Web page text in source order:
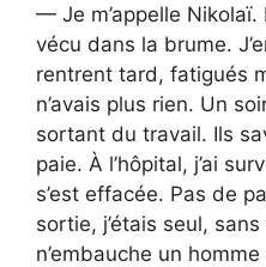
— Je m’appelle Nikolaï.
vécu dans la brume.
rentrent tard, fatigués
n’avais plus rien. Un
sortant du travail. Ils
paie. À l’hôpital, j’ai
s’est effacée. Pas de
sortie, j’étais seul,
n’embauche un